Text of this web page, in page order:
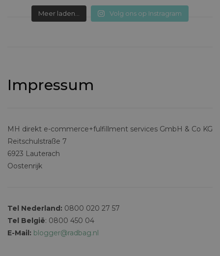
Meer laden... Volg ons op Instragram
Impressum
MH direkt e-commerce+fulfillment services GmbH & Co KG
Reitschulstraße 7
6923 Lauterach
Oostenrijk
Tel Nederland: 0800 020 27 57
Tel België: 0800 450 04
E-Mail: blogger@radbag.nl